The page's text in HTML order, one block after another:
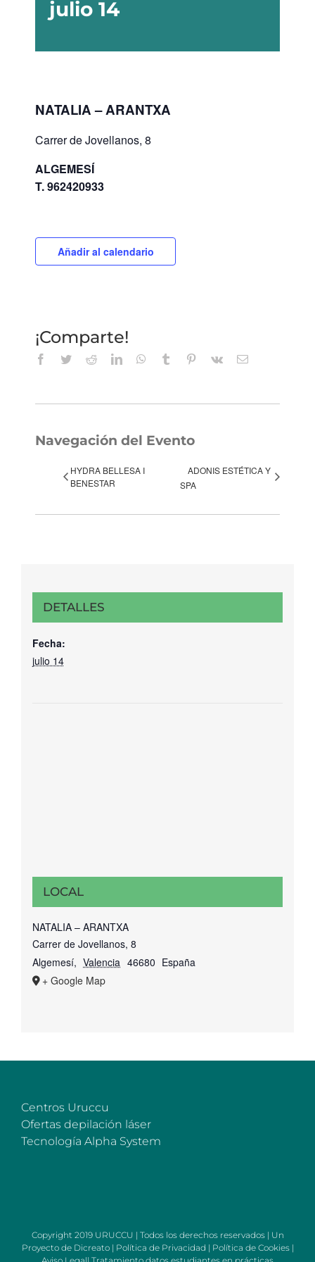
julio 14
NATALIA – ARANTXA
Carrer de Jovellanos, 8
ALGEMESÍ
T.962420933
Añadir al calendario
¡Comparte!
Facebook
TwitterRedditLinkedInWhatsApp
Tumblr Pinterest
Vk
Correo
Navegación del Evento
HYDRA BELLESA I
BENESTAR
ADONIS ESTÉTICA Y
SPA
DETALLES
Fecha:
julio 14
LOCAL
NATALIA – ARANTXA
Carrer de Jovellanos, 8
Algemesí, Valencia 46680 España
+ Google Map
Centros Uruccu
Ofertas depilación láser
Tecnología Alpha System
Copyright 2019 URUCCU | Todos los derechos reservados | Un
Proyecto de Dicreato| Política de Privacidad | Política de Cookies|